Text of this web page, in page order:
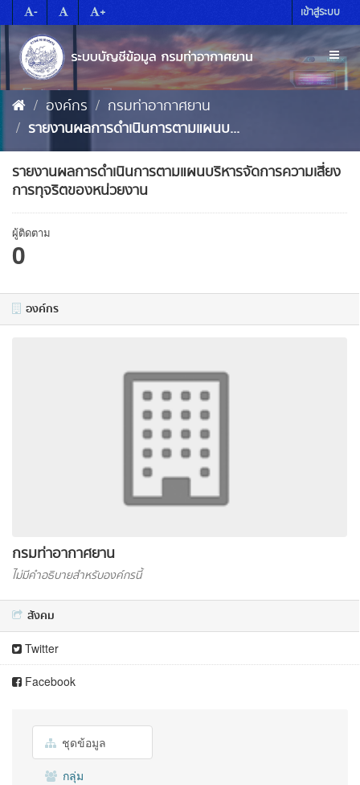
to
content
- + เข้าสู่ระบบ
องค์กร
กรมท่าอากาศยาน
รายงานผลการดำเนินการตามแผนบ...
รายงานผลการดำเนินการตามแผนบริหารจัดการความเสี่ยง
การทุจริตของหน่วยงาน
ผู้ติดตาม
0
องค์กร
กรมท่าอากาศยาน
ไม่มีคำอธิบายสำหรับองค์กรนี้
สังคม
Twitter
Facebook
ชุดข้อมูล
กลุ่ม